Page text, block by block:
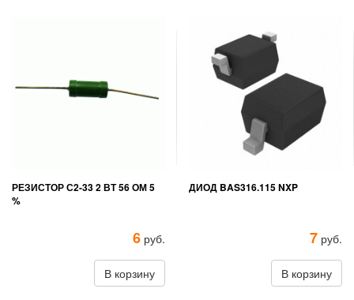
РЕЗИСТОР С2-33 2 ВТ 56 ОМ 5
%
6 руб.
В корзину
ДИОД BAS316.115 NXP
7 руб.
В корзину